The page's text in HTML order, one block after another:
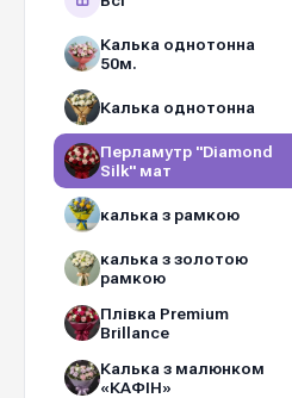
Калька однотонна
50м.
Калька однотонна
Перламутр "Diamond
Silk" мат
калька з рамкою
калька з золотою
рамкою
Плівка Premium
Brillance
Калька з малюнком
«КАФІН»